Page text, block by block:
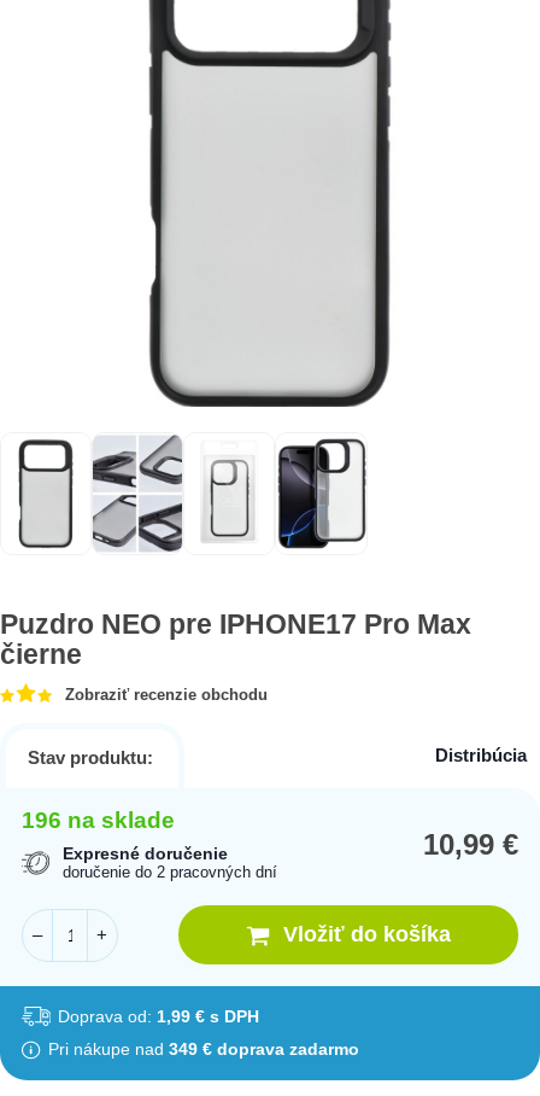
Puzdro NEO pre IPHONE17 Pro Max
čierne
Zobraziť recenzie obchodu
Stav produktu: Distribúcia
196 na sklade
Expresné doručenie
doručenie do 2 pracovných dní
10,99€
– + Vložiť do košíka
Doprava od: 1,99 € s DPH
Pri nákupe nad 349 € doprava zadarmo